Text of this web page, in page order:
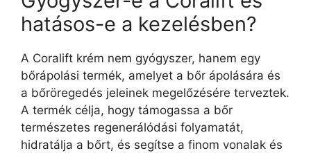
hatásos-e a kezelésben?
A Coralift krém nem gyógyszer, hanem egy
bőrápolási termék, amelyet a bőr ápolására és
a bőröregedés jeleinek megelőzésére terveztek.
A termék célja, hogy támogassa a bőr
természetes regenerálódási folyamatát,
hidratálja a bőrt, és segítse a finom vonalak és